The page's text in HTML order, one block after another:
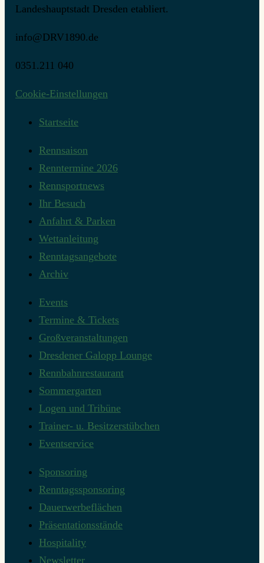
Landeshauptstadt Dresden etabliert.
info@DRV1890.de
0351.211 040
Cookie-Einstellungen
Startseite
Rennsaison
Renntermine 2026
Rennsportnews
Ihr Besuch
Anfahrt & Parken
Wettanleitung
Renntagsangebote
Archiv
Events
Termine & Tickets
Großveranstaltungen
Dresdener Galopp Lounge
Rennbahnrestaurant
Sommergarten
Logen und Tribüne
Trainer- u. Besitzerstübchen
Eventservice
Sponsoring
Renntagssponsoring
Dauerwerbeflächen
Präsentationsstände
Hospitality
Newsletter